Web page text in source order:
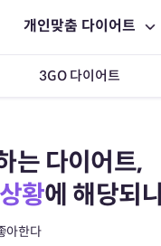
개인맞춤 다이어트
3GO 다이어트
는 다이어트,
황에 해당되
아한다